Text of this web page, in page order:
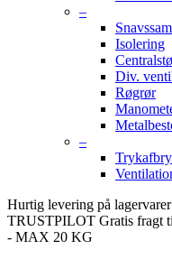
–
Isolering
Div.
Røgrør
–
Hurtig levering på lagervarer
TRUSTPILOT Gratis fragt
- MAX 20 KG